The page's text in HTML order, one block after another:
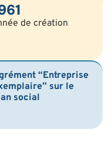
de création
“Entreprise
sur le
social